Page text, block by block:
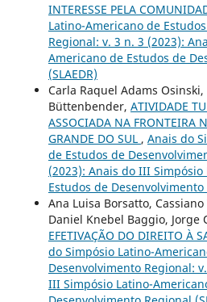
INTERESSE PELA
Latino-Americano de
Regional: v. 3 n. 3 (2023):
Americano de Estudos de
(SLAEDR)
Carla Raquel Adams
Büttenbender, ATIVIDADE
ASSOCIADA NA FRONTEIRA
GRANDE DO SUL , Anais do
de Estudos de
(2023): Anais do III
Estudos de Desenvolvimento
Ana Luisa Borsatto,
Daniel Knebel Baggio, Jorge
EFETIVAÇÃO DO DIREITO À
do Simpósio Latino-
Desenvolvimento Regional:
III Simpósio Latino-